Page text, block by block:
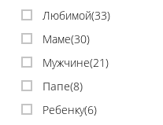
Любимой(33)
Маме(30)
Мужчине(21)
Папе(8)
Ребенку(6)